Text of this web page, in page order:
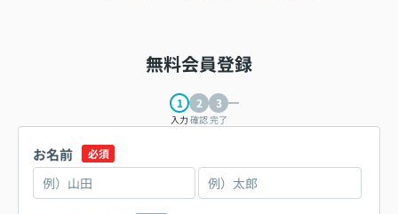
無料会員登録
入力 確認完了
お名前 必須